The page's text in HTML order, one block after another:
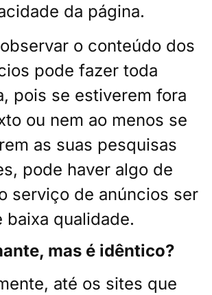
da página.
o conteúdo dos
pode fazer toda
pois se estiverem fora
ou nem ao menos se
as suas pesquisas
pode haver algo de
serviço de anúncios ser
baixa qualidade.
mas é idêntico?
até os sites que